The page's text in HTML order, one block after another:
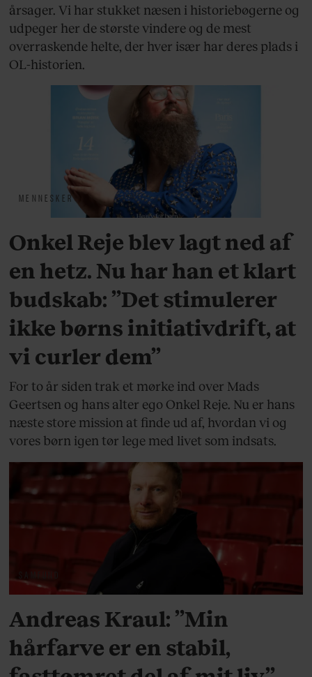
årsager. Vi har stukket næsen i historiebøgerne og
udpeger her de største vindere og de mest
overraskende helte, der hver især har deres plads i
OL-historien.
MENNESKER
Onkel Reje blev lagt ned af
en hetz. Nu har han et klart
budskab: ”Det stimulerer
ikke børns initiativdrift, at
vi curler dem”
For to år siden trak et mørke ind over Mads
Geertsen og hans alter ego Onkel Reje. Nu er hans
næste store mission at finde ud af, hvordan vi og
vores børn igen tør lege med livet som indsats.
Andreas Kraul: ”Min
hårfarve er en stabil,